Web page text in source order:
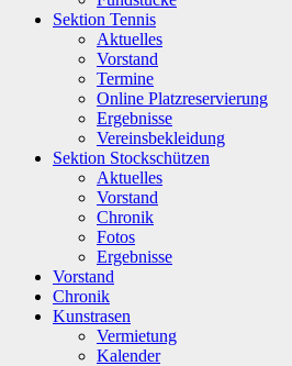
Sektion Tennis
Aktuelles
Vorstand
Termine
Online Platzreservierung
Ergebnisse
Vereinsbekleidung
Sektion Stockschützen
Aktuelles
Vorstand
Chronik
Fotos
Ergebnisse
Vorstand
Chronik
Kunstrasen
Vermietung
Kalender